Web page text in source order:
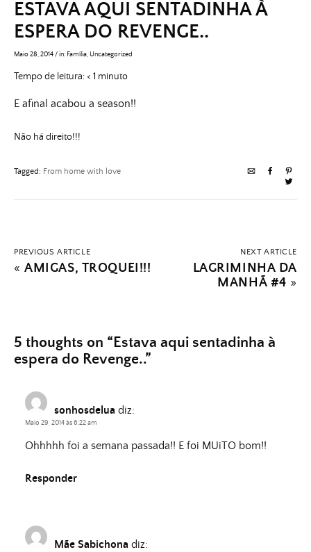
ESTAVA AQUI SENTADINHA À
ESPERA DO REVENGE..
Maio 28, 2014/in: Família Uncategorized
Tempo de leitura:< 1 minuto
E afinal acabou a season!!
Não há direito!!!
Tagged: From home with love
PREVIOUS ARTICLE
«AMIGAS, TROQUEI!!!
NEXT ARTICLE
LAGRIMINHA DA
MANHÃ #4 »
5 thoughts on “Estava aqui sentadinha à
espera do Revenge..”
sonhosdelua diz:
Maio 29, 2014 às 6:22 am
Ohhhhh foi a semana passada!! E foi MUiTO bom!!
Responder
Mãe Sabichona diz: